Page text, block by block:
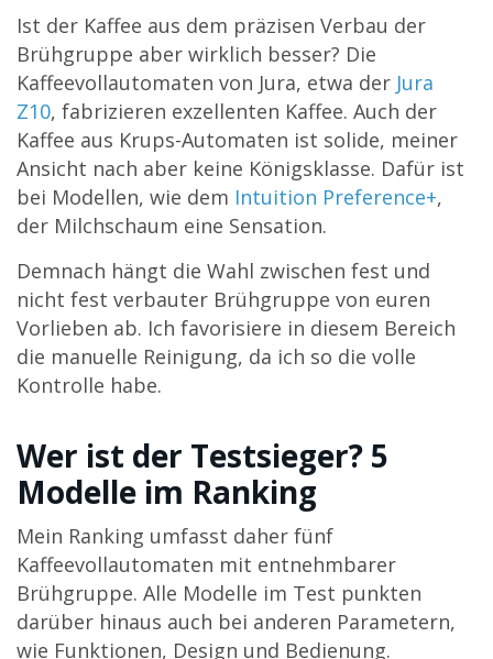
Ist der Kaffee aus dem präzisen Verbau der
Brühgruppe aber wirklich besser? Die
Kaffeevollautomaten von Jura, etwa der Jura
Z10, fabrizieren exzellenten Kaffee. Auch der
Kaffee aus Krups-Automaten ist solide, meiner
Ansicht nach aber keine Königsklasse. Dafür ist
bei Modellen, wie dem Intuition Preference+,
der Milchschaum eine Sensation.
Demnach hängt die Wahl zwischen fest und
nicht fest verbauter Brühgruppe von euren
Vorlieben ab. Ich favorisiere in diesem Bereich
die manuelle Reinigung, da ich so die volle
Kontrolle habe.
Wer ist der Testsieger? 5
Modelle im Ranking
Mein Ranking umfasst daher fünf
Kaffeevollautomaten mit entnehmbarer
Brühgruppe. Alle Modelle im Test punkten
darüber hinaus auch bei anderen Parametern,
wie Funktionen, Design und Bedienung.